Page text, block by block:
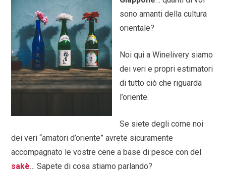
sono amanti della cultura
orientale?
Noi qui a Winelivery siamo
dei veri e propri estimatori
di tutto ciò che riguarda
l’oriente.
Se siete degli come noi
dei veri “amatori d’oriente” avrete sicuramente
accompagnato le vostre cene a base di pesce con del
sakè… Sapete di cosa stiamo parlando?